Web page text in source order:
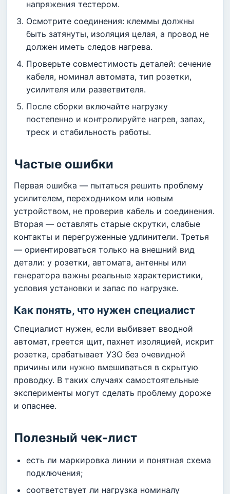
напряжения тестером.
Осмотрите соединения: клеммы должны
быть затянуты, изоляция целая, а провод не
должен иметь следов нагрева.
Проверьте совместимость деталей: сечение
кабеля, номинал автомата, тип розетки,
усилителя или разветвителя.
После сборки включайте нагрузку
постепенно и контролируйте нагрев, запах,
треск и стабильность работы.
Частые ошибки
Первая ошибка — пытаться решить проблему
усилителем, переходником или новым
устройством, не проверив кабель и соединения.
Вторая — оставлять старые скрутки, слабые
контакты и перегруженные удлинители. Третья
— ориентироваться только на внешний вид
детали: у розетки, автомата, антенны или
генератора важны реальные характеристики,
условия установки и запас по нагрузке.
Как понять, что нужен специалист
Специалист нужен, если выбивает вводной
автомат, греется щит, пахнет изоляцией, искрит
розетка, срабатывает УЗО без очевидной
причины или нужно вмешиваться в скрытую
проводку. В таких случаях самостоятельные
эксперименты могут сделать проблему дороже
и опаснее.
Полезный чек-лист
есть ли маркировка линии и понятная схема
подключения;
соответствует ли нагрузка номиналу